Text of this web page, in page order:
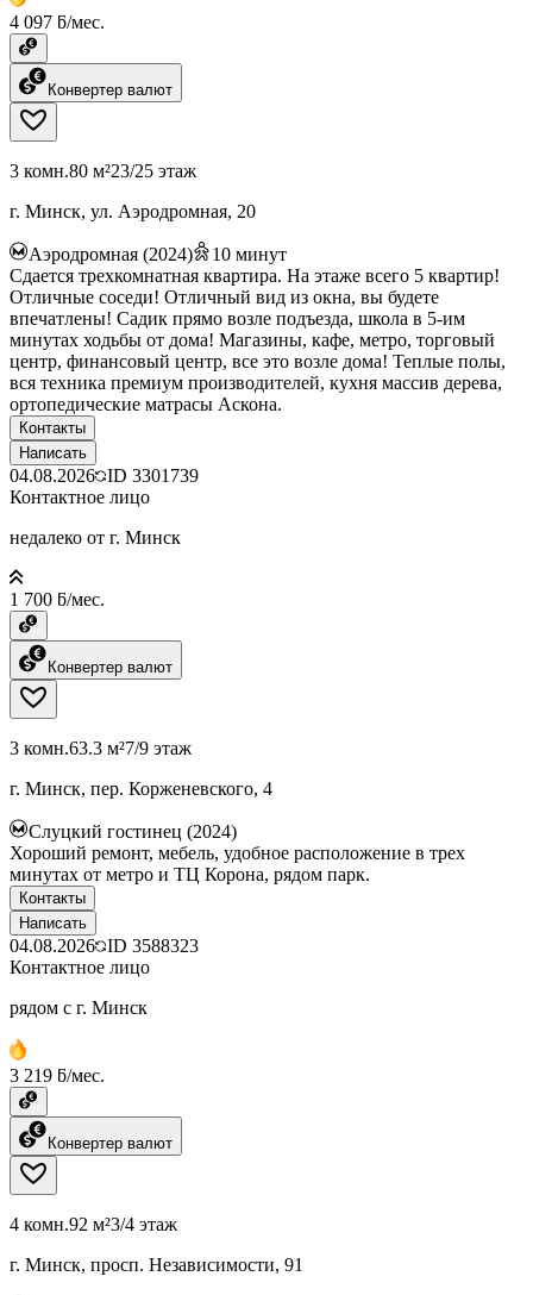
4 097 ƃ/мес.
Конвертер валют
3 комн.80 м²23/25 этаж
г. Минск, ул. Аэродромная, 20
Аэродромная (2024) 10 минут
Сдается трехкомнатная квартира. На этаже всего 5 квартир!
Отличные соседи! Отличный вид из окна, вы будете
впечатлены! Садик прямо возле подъезда, школа в 5-им
минутах ходьбы от дома! Магазины, кафе, метро, торговый
центр, финансовый центр, все это возле дома! Теплые полы,
вся техника премиум производителей, кухня массив дерева,
ортопедические матрасы Аскона.
Контакты
Написать
04.08.2026 ID 3301739
Контактное лицо
недалеко от г. Минск
1 700 ƃ/мес.
Конвертер валют
3 комн.63.3 м²7/9 этаж
г. Минск, пер. Корженевского, 4
Слуцкий гостинец (2024)
Хороший ремонт, мебель, удобное расположение в трех
минутах от метро и ТЦ Корона, рядом парк.
Контакты
Написать
04.08.2026 ID 3588323
Контактное лицо
рядом с г. Минск
3 219 ƃ/мес.
Конвертер валют
4 комн.92 м²3/4 этаж
г. Минск, просп. Независимости, 91